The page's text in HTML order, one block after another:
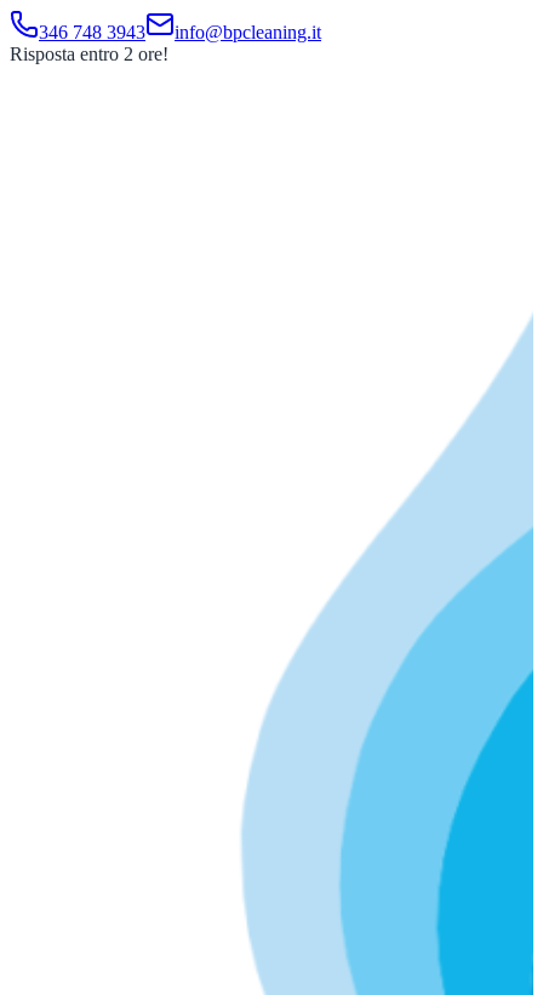
346 748 3943
info@bpcleaning.it
Risposta entro 2 ore!